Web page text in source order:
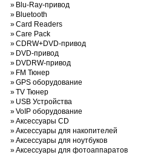
» Blu-Ray-привод
» Bluetooth
»Card Readers
»Care Pack
»CDRW+DVD-привод
» DVD-привод
» DVDRW-привод
» FM Тюнер
»GPS оборудование
»TV Тюнер
» USB Устройства
»VoIP оборудование
»Аксессуары CD
»Аксессуары для накопителей
»Аксессуары для ноутбуков
»Аксессуары для фотоаппаратов